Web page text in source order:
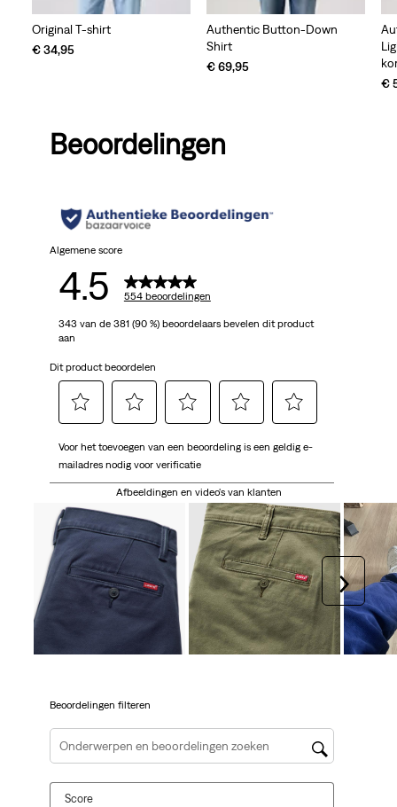
Original T-shirt
€ 34,95
Authentic Button-Down
Shirt
€ 69,95
€
Beoordelingen
Algemene score
4.5 554 beoordelingen
343 van de 381 (90 %) beoordelaars bevelen dit product
aan
Dit product beoordelen
om
het
te
beoordelen
met
1
Hiermee
open
om
het
artikel
te
beoordelen
met
2
sterren.
Hiermee
open
om
het
artikel
beoordelen
met
3
sterren.
Hiermee
open
om
artikel
te
beoordelen
met
4
sterren.
Hiermee
open
je
om
artikel
te
beoordelen
met
5
sterren.
Hiermee
open
je
Voor het toevoegen van een beoordeling is een geldig e-
mailadres nodig voor verificatie
Afbeeldingen en video's van klanten
Beoordelingen filteren
Onderwerpen en beoordelingen zoeken per regio
Score